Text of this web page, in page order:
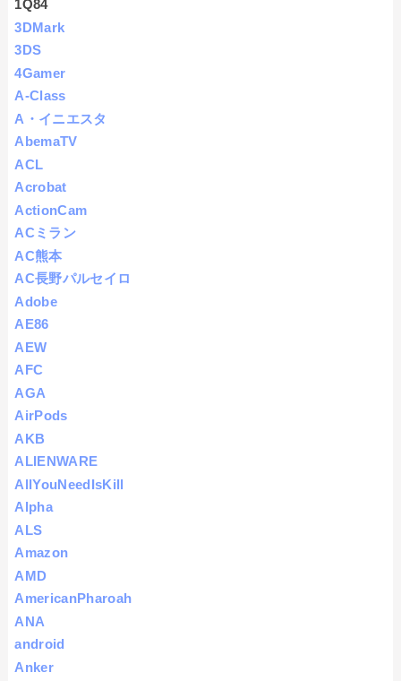
1Q84
3DMark
3DS
4Gamer
A-Class
A・イニエスタ
AbemaTV
ACL
Acrobat
ActionCam
ACミラン
AC熊本
AC長野パルセイロ
Adobe
AE86
AEW
AFC
AGA
AirPods
AKB
ALIENWARE
AllYouNeedIsKill
Alpha
ALS
Amazon
AMD
AmericanPharoah
ANA
android
Anker